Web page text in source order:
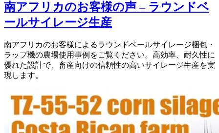
南アフリカのお客様の声 – ラウンドベ
ールサイレージ生産
南アフリカのお客様によるラウンドベールサイレージ梱包・
ラップ機の農場使用事例をご覧ください。高効率、耐久性に
優れた設計で、畜産向けの信頼性の高いサイレージ生産を実
現します。